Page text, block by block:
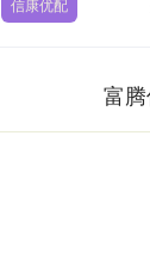
信康优配
富